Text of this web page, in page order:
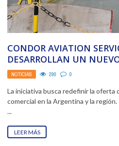
CONDOR AVIATION
DESARROLLAN UN
SERVICIOS MRO BASADO
NOTICIAS 290 0
La iniciativa busca redefinir la
comercial en la Argentina y la
...
LEER MÁS